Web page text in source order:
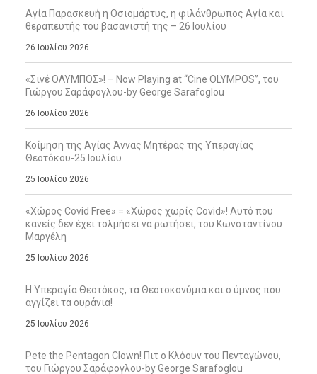
Αγία Παρασκευή η Οσιομάρτυς, η φιλάνθρωπος Αγία και
θεραπευτής του βασανιστή της – 26 Ιουλίου
26 Ιουλίου 2026
«Σινέ ΟΛΥΜΠΟΣ»! – Now Playing at “Cine OLYMPOS”, του
Γιώργου Σαράφογλου-by George Sarafoglou
26 Ιουλίου 2026
Κοίμηση της Αγίας Άννας Μητέρας της Υπεραγίας
Θεοτόκου-25 Ιουλίου
25 Ιουλίου 2026
«Χώρος Covid Free» = «Χώρος χωρίς Covid»! Αυτό που
κανείς δεν έχει τολμήσει να ρωτήσει, του Κωνσταντίνου
Μαργέλη
25 Ιουλίου 2026
Η Υπεραγία Θεοτόκος, τα Θεοτοκονύμια και ο ύμνος που
αγγίζει τα ουράνια!
25 Ιουλίου 2026
Pete the Pentagon Clown! Πιτ ο Κλόουν του Πενταγώνου,
του Γιώργου Σαράφογλου-by George Sarafoglou